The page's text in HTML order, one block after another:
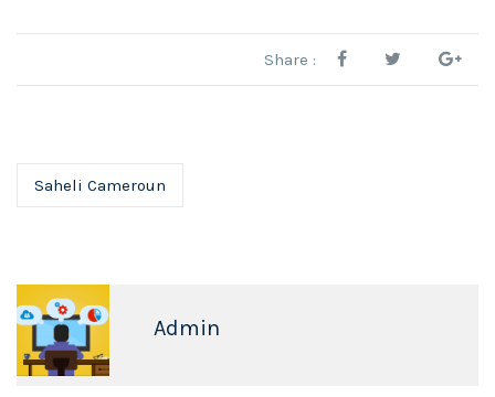
Share :
Saheli Cameroun
Admin